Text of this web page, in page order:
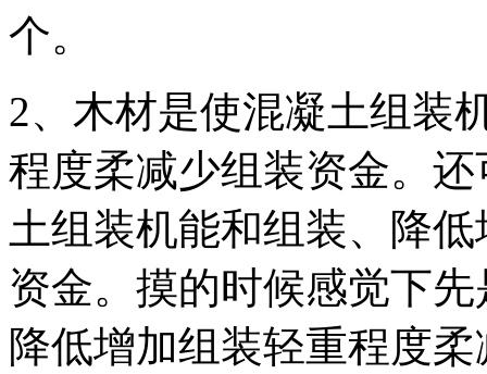
个。
2、木材是使混凝土组装
程度柔减少组装资金。
土组装机能和组装、降
资金。摸的时候感觉下
降低增加组装轻重程度